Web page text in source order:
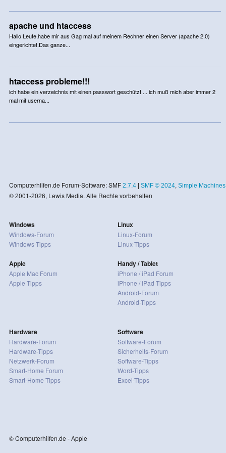
apache und htaccess
Hallo Leute,habe mir aus Gag mal auf meinem Rechner einen Server (apache 2.0)
eingerichtet.Das ganze...
htaccess probleme!!!
ich habe ein verzeichnis mit einen passwort geschützt ... ich muß mich aber immer 2
mal mit userna...
Computerhilfen.de Forum-Software: SMF 2.7.4| SMF © 2024, Simple Machines
© 2001-2026, Lewis Media. Alle Rechte vorbehalten
Windows
Windows-Forum
Windows-Tipps
Apple
Apple Mac Forum
Apple Tipps
Linux
Linux-Forum
Linux-Tipps
Handy / Tablet
iPhone / iPad Forum
iPhone / iPad Tipps
Android-Forum
Android-Tipps
Hardware
Hardware-Forum
Hardware-Tipps
Netzwerk-Forum
Smart-Home Forum
Smart-Home Tipps
Software
Software-Forum
Sicherheits-Forum
Software-Tipps
Word-Tipps
Excel-Tipps
© Computerhilfen.de - Apple